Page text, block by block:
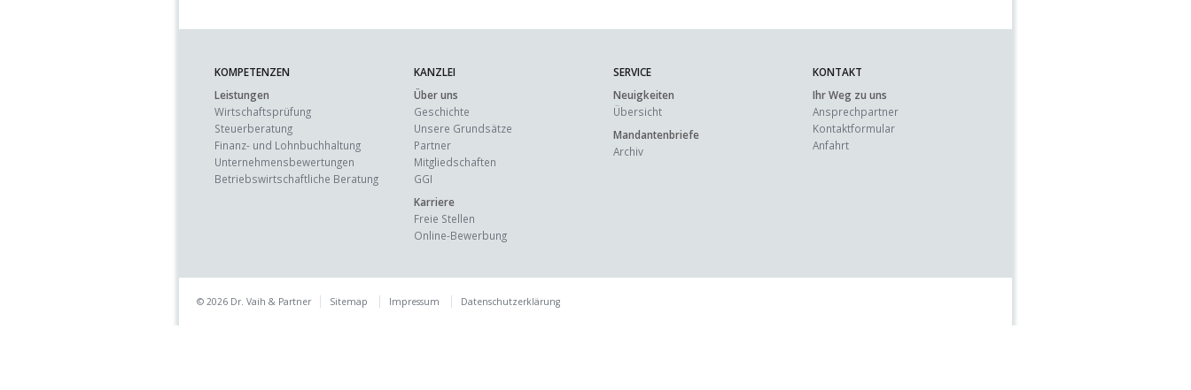
KOMPETENZEN
Leistungen
Wirtschaftsprüfung
Steuerberatung
Finanz- und Lohnbuchhaltung
Unternehmens­bewertungen
Betriebswirtschaft­liche Beratung
KANZLEI
Über uns
Geschichte
Unsere Grundsätze
Partner
Mitgliedschaften
GGI
Karriere
Freie Stellen
Online-Bewerbung
SERVICE
Neuigkeiten
Übersicht
Mandantenbriefe
Archiv
KONTAKT
Ihr Weg zu uns
Ansprechpartner
Kontaktformular
Anfahrt
© 2026 Dr. Vaih & Partner Sitemap Impressum Datenschutzerklärung